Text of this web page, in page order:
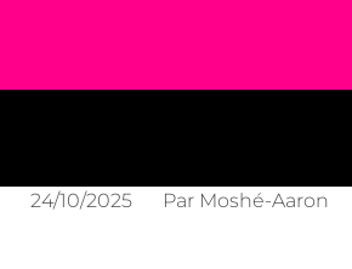
24/10/2025 Par Moshé-Aaron